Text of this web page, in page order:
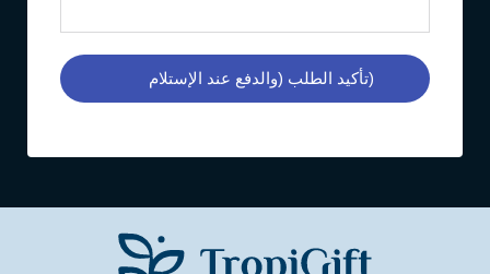
تأكيد الطلب (والدفع عند الإستلام)